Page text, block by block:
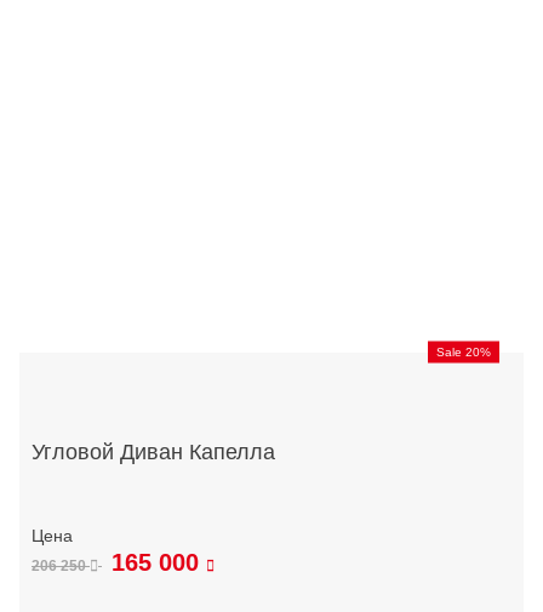
Sale 20%
Угловой Диван Капелла
206 250 165 000